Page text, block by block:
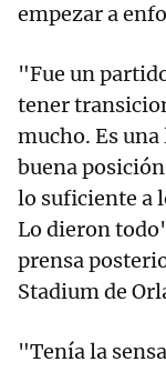
empezar a
"Fue un
tener
mucho. Es
buena
lo suficiente a
Lo dieron
prensa
Stadium de
"Tenía la